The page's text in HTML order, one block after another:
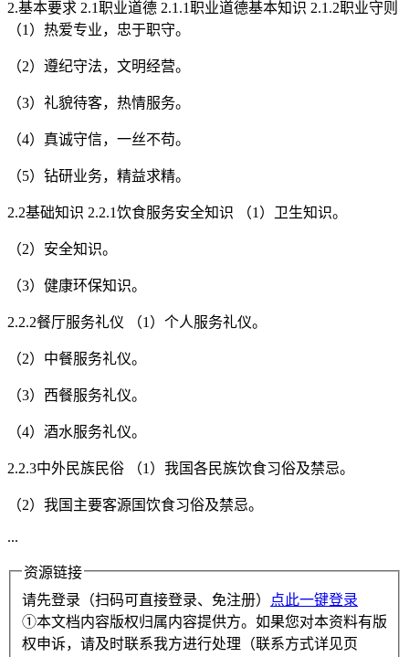
2.基本要求 2.1职业道德 2.1.1职业道德基本知识 2.1.2职业守则
（1）热爱专业，忠于职守。
（2）遵纪守法，文明经营。
（3）礼貌待客，热情服务。
（4）真诚守信，一丝不苟。
（5）钻研业务，精益求精。
2.2基础知识 2.2.1饮食服务安全知识 （1）卫生知识。
（2）安全知识。
（3）健康环保知识。
2.2.2餐厅服务礼仪 （1）个人服务礼仪。
（2）中餐服务礼仪。
（3）西餐服务礼仪。
（4）酒水服务礼仪。
2.2.3中外民族民俗 （1）我国各民族饮食习俗及禁忌。
（2）我国主要客源国饮食习俗及禁忌。
...
资源链接
请先登录（扫码可直接登录、免注册）
点此一键登录
①本文档内容版权归属内容提供方。如果您对本资料有版
权申诉，请及时联系我方进行处理（联系方式详见页